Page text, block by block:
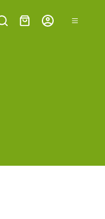
Winkelwagen